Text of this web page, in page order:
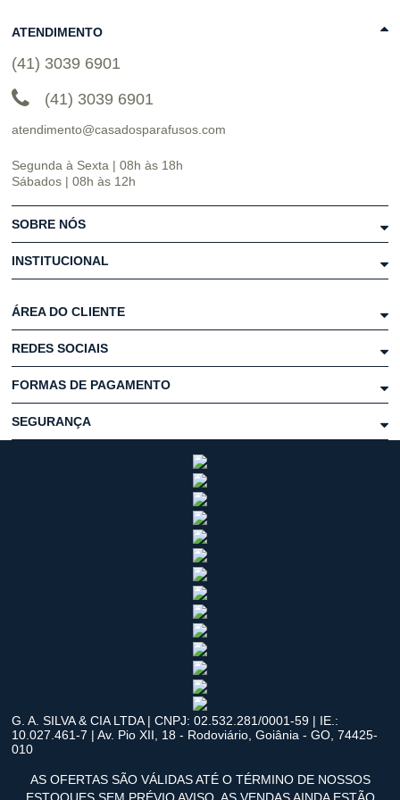
ATENDIMENTO
(41) 3039 6901
(41) 3039 6901
atendimento@casadosparafusos.com
Segunda à Sexta | 08h às 18h
Sábados | 08h às 12h
SOBRE NÓS
INSTITUCIONAL
ÁREA DO CLIENTE
REDES SOCIAIS
FORMAS DE PAGAMENTO
SEGURANÇA
G. A. SILVA & CIA LTDA | CNPJ: 02.532.281/0001-59 | IE.:
10.027.461-7 | Av. Pio XII, 18 - Rodoviário, Goiânia - GO, 74425-
010
AS OFERTAS SÃO VÁLIDAS ATÉ O TÉRMINO DE NOSSOS